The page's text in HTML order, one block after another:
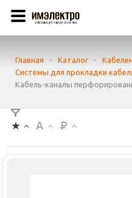
Главная - Каталог -
Системы для прокладки
Кабель-каналы